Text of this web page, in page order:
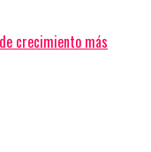
crecimiento más